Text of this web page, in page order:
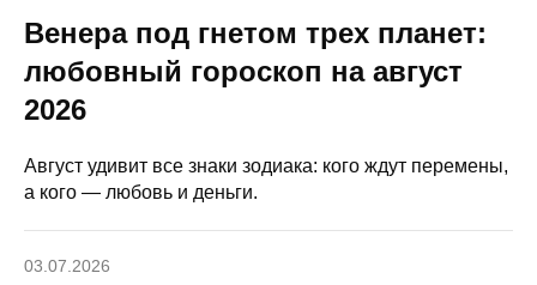
Венера под гнетом трех планет:
любовный гороскоп на август
2026
Август удивит все знаки зодиака: кого ждут перемены,
а кого — любовь и деньги.
03.07.2026